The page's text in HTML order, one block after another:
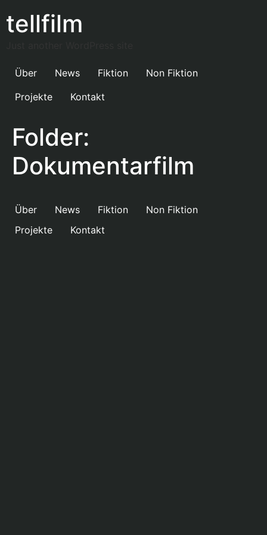
tellfilm
Über News Fiktion
Non Fiktion
Projekte
Kontakt
Folder:
Dokumentarfilm
Über News Fiktion
Non Fiktion
Projekte
Kontakt